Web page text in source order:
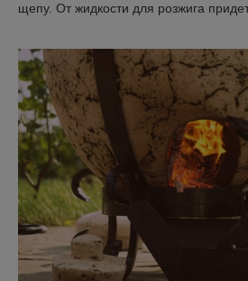
щепу. От жидкости для розжига